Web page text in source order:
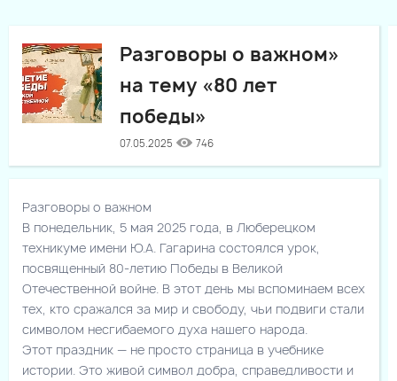
Разговоры о важном»
на тему «80 лет
победы»
07.05.2025 746
Разговоры о важном
В понедельник, 5 мая 2025 года, в Люберецком
техникуме имени Ю.А. Гагарина состоялся урок,
посвященный 80-летию Победы в Великой
Отечественной войне. В этот день мы вспоминаем всех
тех, кто сражался за мир и свободу, чьи подвиги стали
символом несгибаемого духа нашего народа.
Этот праздник — не просто страница в учебнике
истории. Это живой символ добра, справедливости и